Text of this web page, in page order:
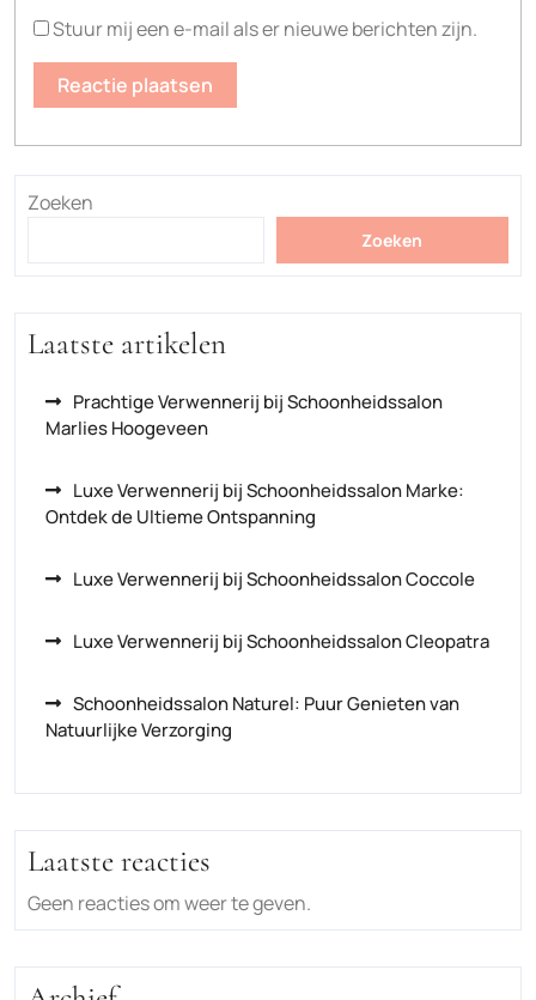
Stuur mij een e-mail als er nieuwe berichten zijn.
Zoeken
Zoeken
Laatste artikelen
Prachtige Verwennerij bij Schoonheidssalon
Marlies Hoogeveen
Luxe Verwennerij bij Schoonheidssalon Marke:
Ontdek de Ultieme Ontspanning
Luxe Verwennerij bij Schoonheidssalon Coccole
Luxe Verwennerij bij Schoonheidssalon Cleopatra
Schoonheidssalon Naturel: Puur Genieten van
Natuurlijke Verzorging
Laatste reacties
Geen reacties om weer te geven.